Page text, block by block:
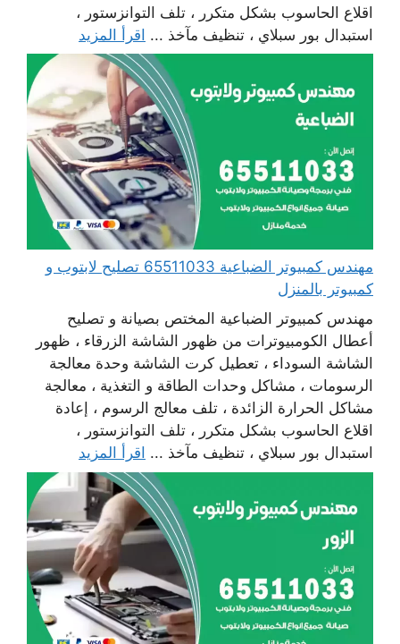
اقلاع الحاسوب بشكل متكرر ، تلف التوانزستور ،
استبدال بور سبلاي ، تنظيف مآخذ ... اقرأ المزيد
مهندس كمبيوتر الضباعية 65511033 تصليح لابتوب و
كمبيوتر بالمنزل
مهندس كمبيوتر الضباعية المختص بصيانة و تصليح
أعطال الكومبيوترات من ظهور الشاشة الزرقاء ، ظهور
الشاشة السوداء ، تعطيل كرت الشاشة وحدة معالجة
الرسومات ، مشاكل وحدات الطاقة و التغذية ، معالجة
مشاكل الحرارة الزائدة ، تلف معالج الرسوم ، إعادة
اقلاع الحاسوب بشكل متكرر ، تلف التوانزستور ،
استبدال بور سبلاي ، تنظيف مآخذ ... اقرأ المزيد